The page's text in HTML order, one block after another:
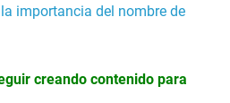
importancia del nombre de
creando contenido para